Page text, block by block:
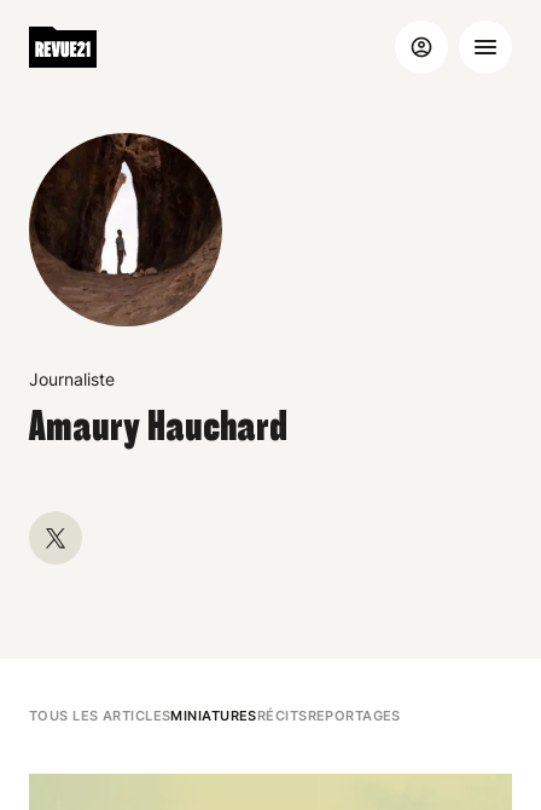
Journaliste
Amaury Hauchard
TOUS LES ARTICLESMINIATURESRÉCITSREPORTAGES